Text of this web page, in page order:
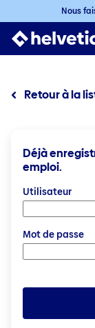
Nous
Retour à la
Déjà
emploi.
Connexion:
Utilisateur
Mot de passe